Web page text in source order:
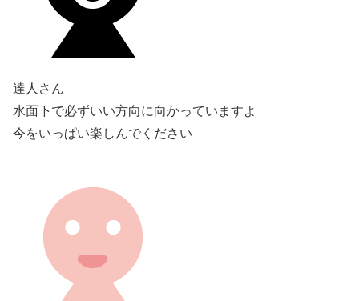
達人さん
水面下で必ずいい方向に向かっていますよ
今をいっぱい楽しんでください